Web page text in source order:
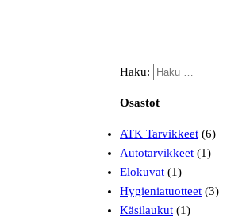
Haku:
Osastot
ATK Tarvikkeet (6)
Autotarvikkeet (1)
Elokuvat (1)
Hygieniatuotteet (3)
Käsilaukut (1)